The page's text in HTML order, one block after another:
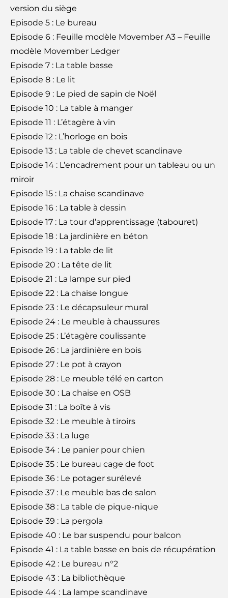
version du siège
Episode 5 : Le bureau
Episode 6 : Feuille modèle Movember A3 – Feuille
modèle Movember Ledger
Episode 7 : La table basse
Episode 8 : Le lit
Episode 9 : Le pied de sapin de Noël
Episode 10 : La table à manger
Episode 11 : L’étagère à vin
Episode 12 : L’horloge en bois
Episode 13 : La table de chevet scandinave
Episode 14 : L’encadrement pour un tableau ou un
miroir
Episode 15 : La chaise scandinave
Episode 16 : La table à dessin
Episode 17 : La tour d’apprentissage (tabouret)
Episode 18 : La jardinière en béton
Episode 19 : La table de lit
Episode 20 : La tête de lit
Episode 21 : La lampe sur pied
Episode 22 : La chaise longue
Episode 23 : Le décapsuleur mural
Episode 24 : Le meuble à chaussures
Episode 25 : L’étagère coulissante
Episode 26 : La jardinière en bois
Episode 27 : Le pot à crayon
Episode 28 : Le meuble télé en carton
Episode 30 : La chaise en OSB
Episode 31 : La boîte à vis
Episode 32 : Le meuble à tiroirs
Episode 33 : La luge
Episode 34 : Le panier pour chien
Episode 35 : Le bureau cage de foot
Episode 36 : Le potager surélevé
Episode 37 : Le meuble bas de salon
Episode 38 : La table de pique-nique
Episode 39 : La pergola
Episode 40 : Le bar suspendu pour balcon
Episode 41 : La table basse en bois de récupération
Episode 42 : Le bureau n°2
Episode 43 : La bibliothèque
Episode 44 : La lampe scandinave